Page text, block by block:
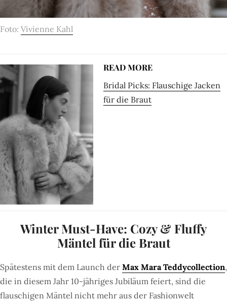
Foto: Vivienne Kahl
READ MORE
Bridal Picks: Flauschige Jacken
für die Braut
Winter Must-Have: Cozy & Fluffy
Mäntel für die Braut
Spätestens mit dem Launch der Max Mara Teddycollection,
die in diesem Jahr 10-jähriges Jubiläum feiert, sind die
flauschigen Mäntel nicht mehr aus der Fashionwelt